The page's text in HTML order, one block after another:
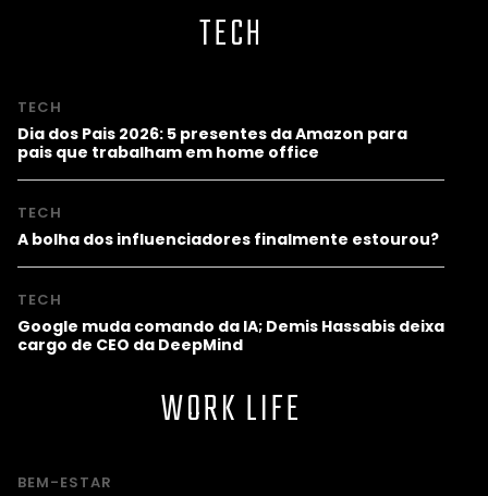
TECH
TECH
Dia dos Pais 2026: 5 presentes da Amazon para
pais que trabalham em home office
TECH
A bolha dos influenciadores finalmente estourou?
TECH
Google muda comando da IA; Demis Hassabis deixa
cargo de CEO da DeepMind
WORK LIFE
BEM-ESTAR